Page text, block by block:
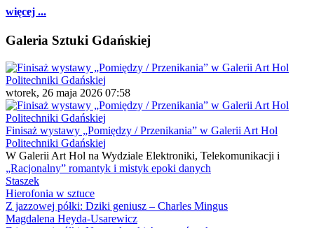
więcej ...
Galeria Sztuki Gdańskiej
wtorek, 26 maja 2026 07:58
Finisaż wystawy „Pomiędzy / Przenikania” w Galerii Art Hol
Politechniki Gdańskiej
W Galerii Art Hol na Wydziale Elektroniki, Telekomunikacji i
„Racjonalny” romantyk i mistyk epoki danych
Staszek
Hierofonia w sztuce
Z jazzowej półki: Dziki geniusz – Charles Mingus
Magdalena Heyda-Usarewicz